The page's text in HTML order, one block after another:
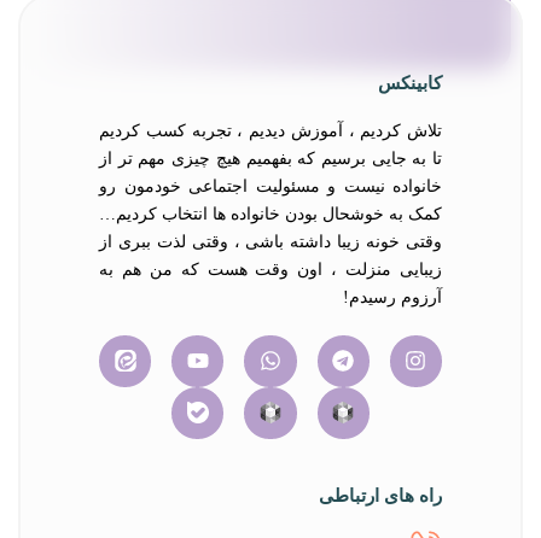
کابینکس
تلاش کردیم ، آموزش دیدیم ، تجربه کسب کردیم
تا به جایی برسیم که بفهمیم هیچ چیزی مهم تر از
خانواده نیست و مسئولیت اجتماعی خودمون رو
کمک به خوشحال بودن خانواده ها انتخاب کردیم…
وقتی خونه زیبا داشته باشی ، وقتی لذت ببری از
زیبایی منزلت ، اون وقت هست که من هم به
آرزوم رسیدم!
راه های ارتباطی